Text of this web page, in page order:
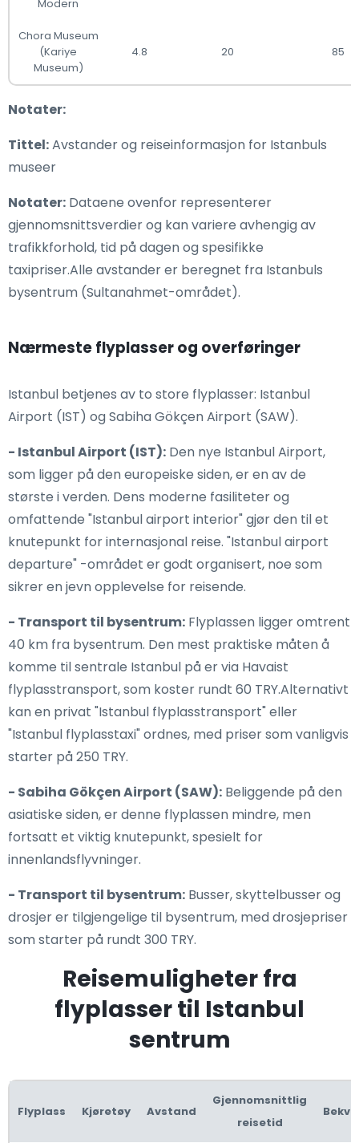
Modern
Chora Museum
(Kariye
Museum)
4.8 20 85
Notater:
Tittel:Avstander og reiseinformasjon for Istanbuls
museer
Notater: Dataene ovenfor representerer
gjennomsnittsverdier og kan variere avhengig av
trafikkforhold, tid på dagen og spesifikke
taxipriser.Alle avstander er beregnet fra Istanbuls
bysentrum (Sultanahmet-området).
Nærmeste flyplasser og overføringer
Istanbul betjenes av to store flyplasser: Istanbul
Airport (IST) og Sabiha Gökçen Airport (SAW).
- Istanbul Airport (IST): Den nye Istanbul Airport,
som ligger på den europeiske siden, er en av de
største i verden. Dens moderne fasiliteter og
omfattende "Istanbul airport interior" gjør den til et
knutepunkt for internasjonal reise. "Istanbul airport
departure" -området er godt organisert, noe som
sikrer en jevn opplevelse for reisende.
- Transport til bysentrum: Flyplassen ligger omtrent
40 km fra bysentrum. Den mest praktiske måten å
komme til sentrale Istanbul på er via Havaist
flyplasstransport, som koster rundt 60 TRY.Alternativt
kan en privat "Istanbul flyplasstransport" eller
"Istanbul flyplasstaxi" ordnes, med priser som vanligvis
starter på 250 TRY.
- Sabiha Gökçen Airport (SAW): Beliggende på den
asiatiske siden, er denne flyplassen mindre, men
fortsatt et viktig knutepunkt, spesielt for
innenlandsflyvninger.
- Transport til bysentrum: Busser, skyttelbusser og
drosjer er tilgjengelige til bysentrum, med drosjepriser
som starter på rundt 300 TRY.
Reisemuligheter fra
flyplasser til Istanbul
sentrum
Flyplass Kjøretøy Avstand
Gjennomsnittlig
reisetid